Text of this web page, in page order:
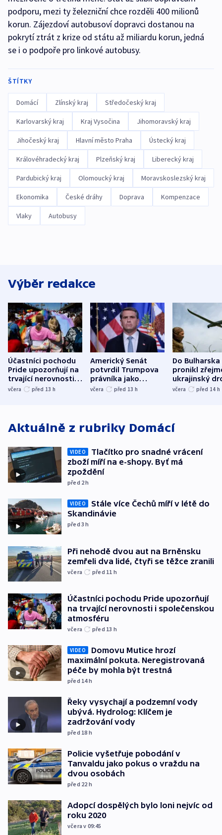
podporu, mezi ty železniční chce rozděli 400 milionů
korun. Zájezdoví autobusoví dopravci dostanou na
pokrytí ztrát z krize od státu až miliardu korun, jedná
se i o podpoře pro linkové autobusy.
ŠTÍTKY
Domácí Zlínský kraj Středočeský kraj
Karlovarský kraj Kraj Vysočina Jihomoravský kraj
Jihočeský kraj Hlavní město Praha Ústecký kraj
Královéhradecký kraj Plzeňský kraj Liberecký kraj
Pardubický kraj Olomoucký kraj Moravskoslezský kraj
Ekonomika České dráhy Doprava Kompenzace
Vlaky Autobusy
Výběr redakce
Účastníci pochodu
Pride upozorňují na
trvající nerovnosti i
společenskou
včera před 13 h
Americký Senát
potvrdil Trumpova
právníka jako
ministra
včera před 13 h
Do Bulharska
pronikl
ukrajinský
explodoval
včera před 14 h
Aktuálně z rubriky Domácí
VIDEO
Tlačítko pro snadné vrácení
zboží míří na e-shopy. Byť má
zpoždění
před 2h
VIDEO
Stále více Čechů míří v létě do
Skandinávie
před 3h
Při nehodě dvou aut na Brněnsku
zemřeli dva lidé, čtyři se těžce zranili
včera před 11 h
Účastníci pochodu Pride upozorňují
na trvající nerovnosti i společenskou
atmosféru
včera před 13 h
VIDEO
Domovu Mutice hrozí
maximální pokuta. Neregistrovaná
péče by mohla být trestná
před 14h
Řeky vysychají a podzemní vody
ubývá. Hydrolog: Klíčem je
zadržování vody
před 18 h
Policie vyšetřuje pobodání v
Tanvaldu jako pokus o vraždu na
dvou osobách
před 22 h
Adopcí dospělých bylo loni nejvíc od
roku 2020
včera v 09:45